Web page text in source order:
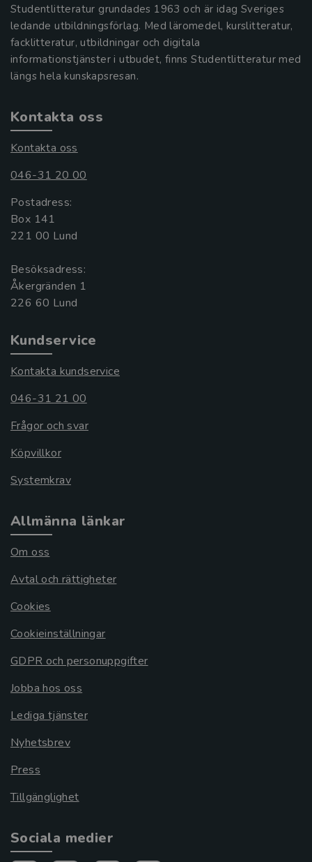
Studentlitteratur grundades 1963 och är idag Sveriges
ledande utbildningsförlag. Med läromedel, kurslitteratur,
facklitteratur, utbildningar och digitala
informationstjänster i utbudet, finns Studentlitteratur med
längs hela kunskapsresan.
Kontakta oss
Kontakta oss
046-31 20 00
Postadress:
Box 141
221 00 Lund
Besöksadress:
Åkergränden 1
Kundservice
Kontakta kundservice
046-31 21 00
Frågor och svar
Köpvillkor
Systemkrav
Allmänna länkar
Om oss
Avtal och rättigheter
Cookies
Cookieinställningar
GDPR och personuppgifter
Jobba hos oss
Lediga tjänster
Nyhetsbrev
Press
Tillgänglighet
Sociala medier